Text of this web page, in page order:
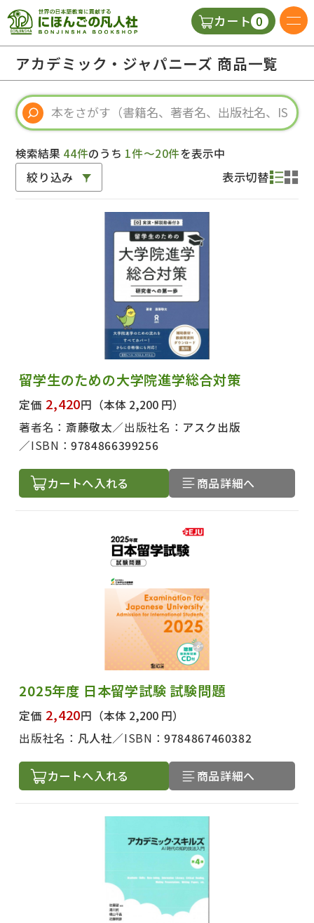
カート 0
日本語の教科書
視聴覚・補助教材
教師用参考書
アカデミック・ジャパニーズ 商品一覧
検索結果 44件のうち 1件～20件を表示中
絞り込み 表示切替
留学生のための大学院進学総合対策
定価 2,420円 （本体 2,200 円）
著者名： 斎藤敬太 出版社名： アスク出版
ISBN：9784866399256
カートへ入れる 商品詳細へ
2025年度 日本留学試験 試験問題
定価 2,420円 （本体 2,200 円）
出版社名： 凡人社 ISBN：9784867460382
カートへ入れる 商品詳細へ